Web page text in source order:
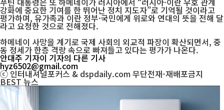
강화에 중요한 기여를 한 뛰어난 정치 지도자”로 기억될 것이라고
평가하며, 유가족과 이란 정부·국민에게 위로와 연대의 뜻을 전해 달
라고 요청한 것으로 전해졌다.
하메네이 사망을 계기로 국제 사회의 외교적 파장이 확산되면서, 중
동 정세가 한층 격랑 속으로 빠져들고 있다는 평가가 나온다.
안대주 기자이 기자의 다른 기사
hyz6502@gmail.com
ⓒ 인터내셔널포커스 & dspdaily.com 무단전재-재배포금지
BEST뉴스